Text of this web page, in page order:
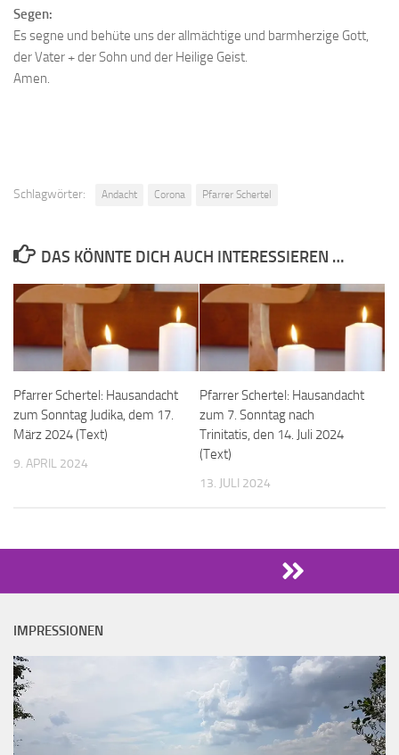
Segen:
Es segne und behüte uns der allmächtige und barmherzige Gott,
der Vater + der Sohn und der Heilige Geist.
Amen.
Schlagwörter: Andacht Corona Pfarrer Schertel
DAS KÖNNTE DICH AUCH INTERESSIEREN …
Pfarrer Schertel: Hausandacht
zum Sonntag Judika, dem 17.
März 2024 (Text)
9. APRIL 2024
Pfarrer Schertel: Hausandacht
zum 7. Sonntag nach
Trinitatis, den 14. Juli 2024
(Text)
13. JULI 2024
IMPRESSIONEN